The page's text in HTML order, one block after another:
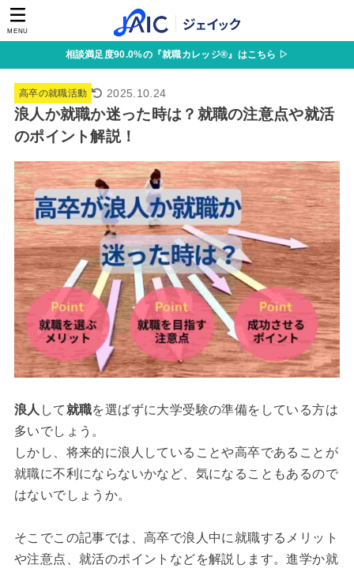
MENU
相談満足度90.0%の『就職カレッジ®』はこちら ▷
高卒の就職活動 2025.10.24
浪人か就職か迷った時は？就職の注意点や就活
のポイント解説！
浪人 して就職を選ばずに大学受験の準備をしている方は
多いでしょう。
しかし、将来的に浪人していることや高卒であることが
就職に不利にならないかなど、気になることもあるので
はないでしょうか。
そこでこの記事では、高卒で浪人中に就職するメリット
や注意点、就活のポイントなどを解説します。進学か就